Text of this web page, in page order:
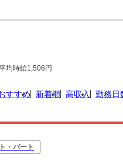
均時給1,506円
すすめ 新着順 高収入 勤務日
・パート